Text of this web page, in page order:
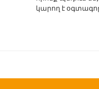
կարող է